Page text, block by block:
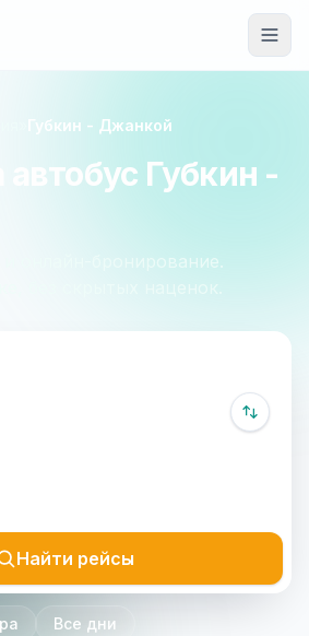
Губкин - Джанкой
автобус Губкин -
и онлайн-бронирование.
без скрытых наценок.
Найти рейсы
Все дни